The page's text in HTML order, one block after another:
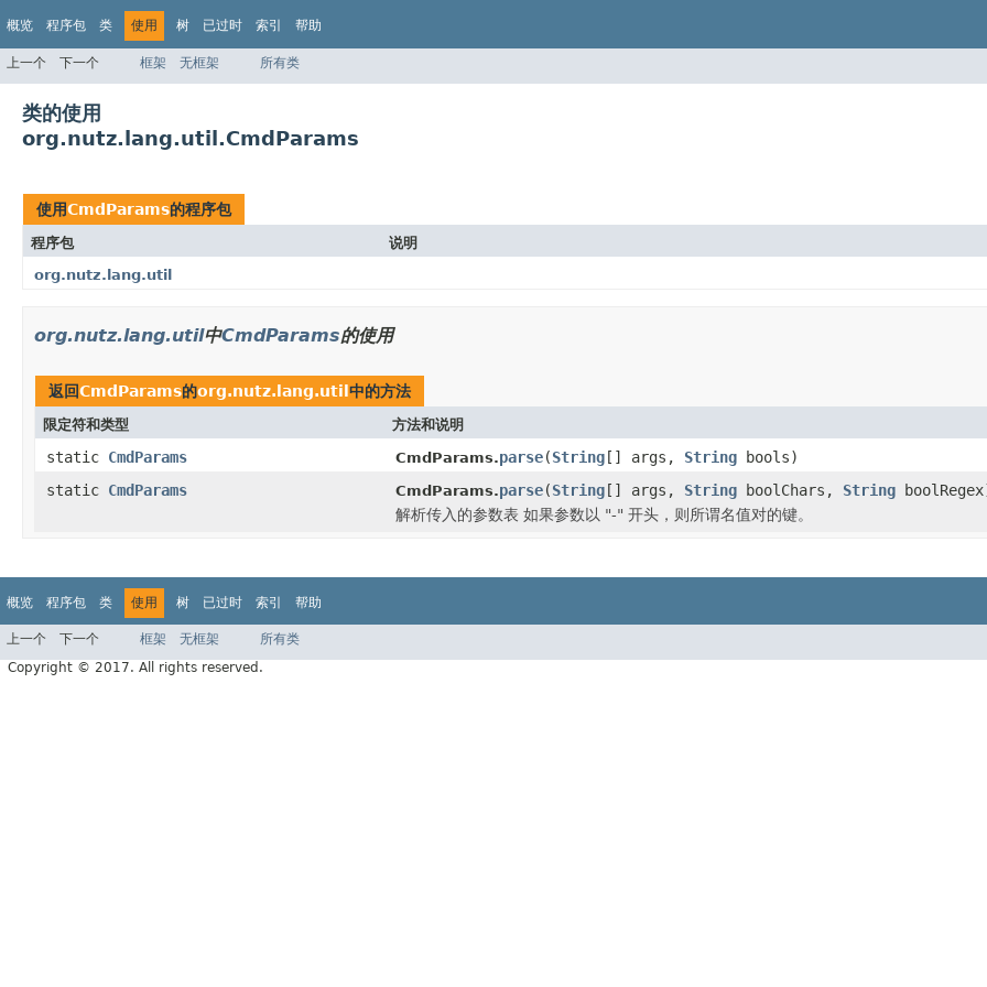
概览 程序包 类 使用 树 已过时 索引 帮助
上一个 下一个 框架 无框架 所有类
类的使用
org.nutz.lang.util.CmdParams
使用CmdParams的程序包
程序包
说明
org.nutz.lang.util
org.nutz.lang.util中CmdParams的使用
返回CmdParams的org.nutz.lang.util中的方法
限定符和类型 方法和说明
static CmdParams CmdParams.parse(String[] args, String bools)
static CmdParams CmdParams.parse(String[] args, String boolChars, String
解析传入的参数表 如果参数以 "-" 开头，则所谓名值对的键。
概览 程序包 类 使用 树 已过时 索引 帮助
上一个 下一个 框架 无框架
所有类
Copyright © 2017. All rights reserved.